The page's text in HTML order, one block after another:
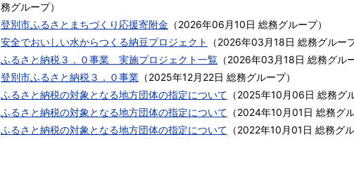
務グループ）
登別市ふるさとまちづくり応援寄附金 （2026年06月10日 総務グループ）
安全でおいしい水からつくる納豆プロジェクト
（2026年03月18日 総務グルー
ふるさと納税３．０事業 実施プロジェクト一覧 （2026年03月18日 総務グル
登別市ふるさと納税３．０事業 （2025年12月22日 総務グループ）
ふるさと納税の対象となる地方団体の指定について （2025年10月06日 総務グ
ふるさと納税の対象となる地方団体の指定について （2024年10月01日 総務グ
ふるさと納税の対象となる地方団体の指定について （2022年10月01日 総務グ